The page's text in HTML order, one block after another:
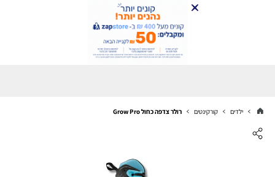
ילדים קורקינטים רולר צדפה כחול Grow Pro